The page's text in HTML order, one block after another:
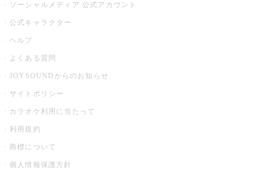
ソーシャルメディア 公式アカウント
公式キャラクター
ヘルプ
よくある質問
JOYSOUNDからのお知らせ
サイトポリシー
カラオケ利用に当たって
利用規約
商標について
個人情報保護方針